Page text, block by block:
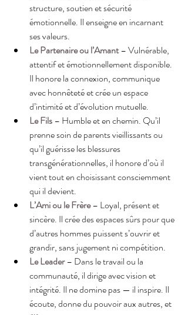
structure, soutien et sécurité
émotionnelle. Il enseigne en incarnant
ses valeurs.
Le Partenaire ou l’Amant – Vulnérable,
attentif et émotionnellement disponible.
Il honore la connexion, communique
avec honnêteté et crée un espace
d’intimité et d’évolution mutuelle.
Le Fils – Humble et en chemin. Qu’il
prenne soin de parents vieillissants ou
qu’il guérisse les blessures
transgénérationnelles, il honore d’où il
vient tout en choisissant consciemment
qui il devient.
L’Ami ou le Frère – Loyal, présent et
sincère. Il crée des espaces sûrs pour que
d’autres hommes puissent s’ouvrir et
grandir, sans jugement ni compétition.
Le Leader – Dans le travail ou la
communauté, il dirige avec vision et
intégrité. Il ne domine pas — il inspire. Il
écoute, donne du pouvoir aux autres, et